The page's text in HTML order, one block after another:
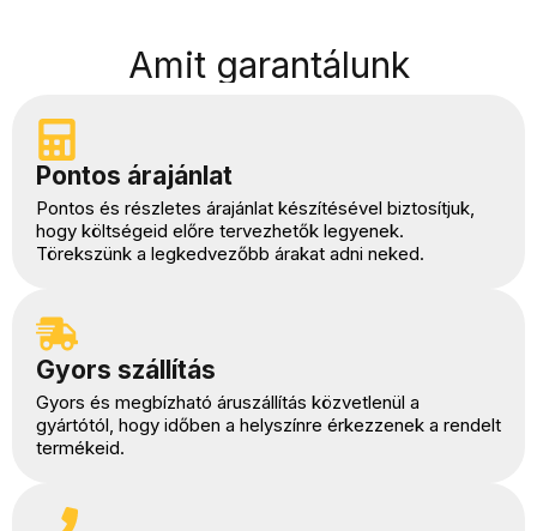
Amit garantálunk
Pontos árajánlat
Pontos és részletes árajánlat készítésével biztosítjuk,
hogy költségeid előre tervezhetők legyenek.
Törekszünk a legkedvezőbb árakat adni neked.
Gyors szállítás
Gyors és megbízható áruszállítás közvetlenül a
gyártótól, hogy időben a helyszínre érkezzenek a rendelt
termékeid.